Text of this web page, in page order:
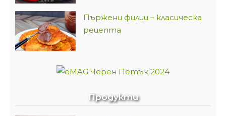
Пържени филии – класическа
рецепта
Продукти